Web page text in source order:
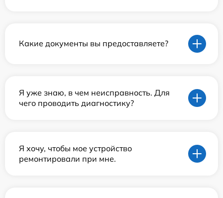
Какие документы вы предоставляете?
Я уже знаю, в чем неисправность. Для
чего проводить диагностику?
Я хочу, чтобы мое устройство
ремонтировали при мне.